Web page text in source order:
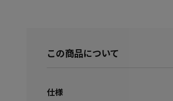
この商品について
仕様